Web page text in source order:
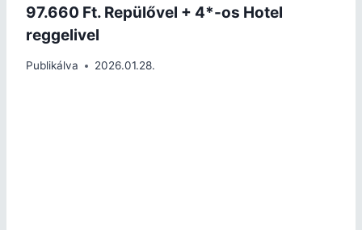
97.660 Ft. Repülővel + 4*-os Hotel
reggelivel
Publikálva 2026.01.28.